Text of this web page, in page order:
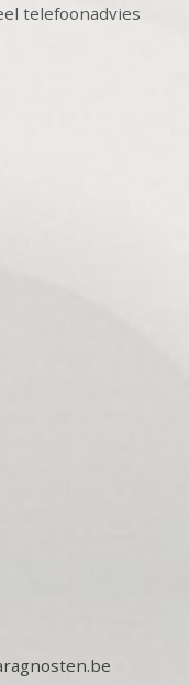
telefoonadvies